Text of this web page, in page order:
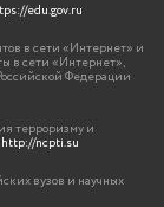
edu.gov.ru
в сети «Интернет» и
в сети «Интернет»,
Федерации
терроризму и
http://ncpti.su
вузов и научных